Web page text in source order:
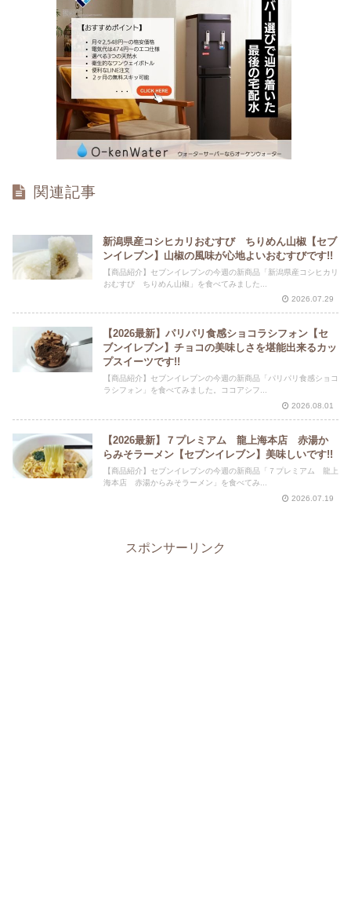
関連記事
新潟県産コシヒカリおむすび ちりめん山椒【セブ
ンイレブン】山椒の風味が心地よいおむすびです!!
【商品紹介】セブンイレブンの今週の新商品「新潟県産コシヒカリ
おむすび ちりめん山椒」を食べてみました...
2026.07.29
【2026最新】パリパリ食感ショコラシフォン【セ
ブンイレブン】チョコの美味しさを堪能出来るカッ
プスイーツです!!
【商品紹介】セブンイレブンの今週の新商品「パリパリ食感ショコ
ラシフォン」を食べてみました。ココアシフ...
2026.08.01
【2026最新】７プレミアム 龍上海本店 赤湯か
らみそラーメン【セブンイレブン】美味しいです!!
【商品紹介】セブンイレブンの今週の新商品「７プレミアム 龍上
海本店 赤湯からみそラーメン」を食べてみ...
2026.07.19
スポンサーリンク